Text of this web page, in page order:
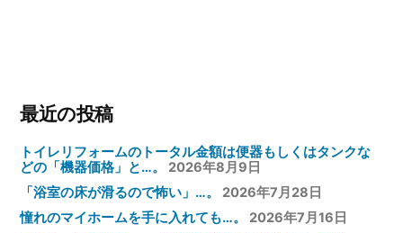
ョ
ン
最近の投稿
トイレリフォームのトータル金額は便器もしくはタンクな
どの「機器価格」と…。
2026年8月9日
「浴室の床が滑るので怖い」…。
2026年7月28日
憧れのマイホームを手に入れても…。
2026年7月16日